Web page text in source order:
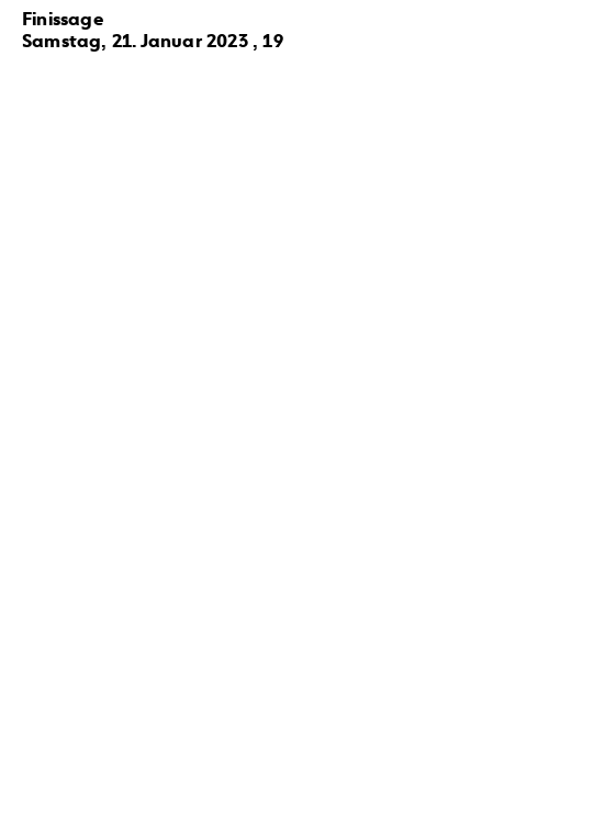
Finissage
Samstag, 21. Januar 2023 , 19